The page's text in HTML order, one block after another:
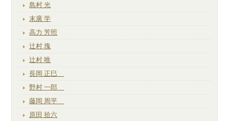
島村 光
末廣 学
高力 芳照
辻村 塊
辻村 唯
長岡 正巳
野村 一郎
藤岡 周平
原田 拾六